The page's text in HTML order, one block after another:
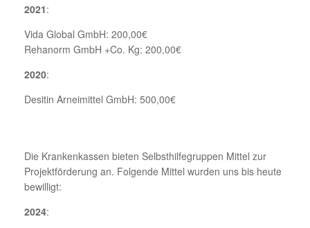
2021:
Vida Global GmbH: 200,00€
Rehanorm GmbH +Co. Kg: 200,00€
2020:
Desitin Arneimittel GmbH: 500,00€
Die Krankenkassen bieten Selbsthilfegruppen Mittel zur
Projektförderung an. Folgende Mittel wurden uns bis heute
bewilligt:
2024: